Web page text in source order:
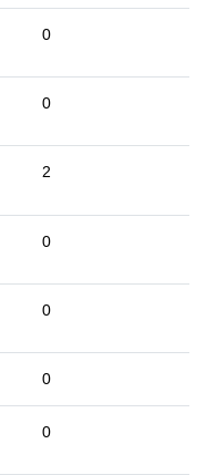
0
0
2
0
0
0
0